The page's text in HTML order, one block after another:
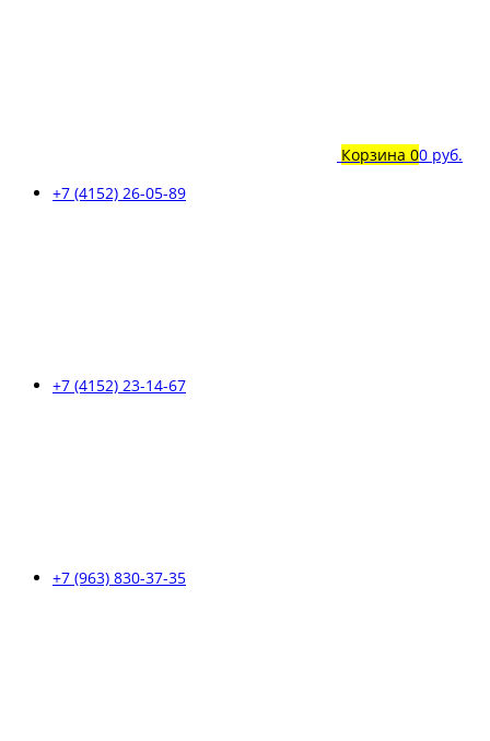
Корзина 00 руб.
+7 (4152) 26-05-89
+7 (4152) 23-14-67
+7 (963) 830-37-35